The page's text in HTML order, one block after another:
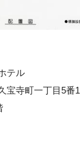
テル
宝寺町一丁目5番1